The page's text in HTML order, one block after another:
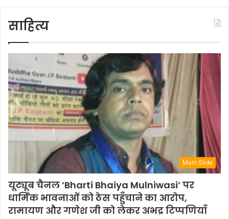
साहित्य
Main Slide
यूट्यूब चैनल ‘Bharti Bhaiya Mulniwasi’ पर
धार्मिक भावनाओं को ठेस पहुँचाने का आरोप,
रामायण और गणेश जी को लेकर अभद्र टिप्पणियाँ